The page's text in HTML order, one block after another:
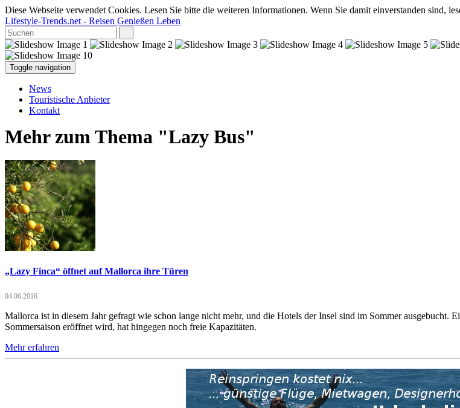
Diese Webseite verwendet Cookies. Lesen Sie bitte die weiteren Informationen. Wenn Sie damit einverstanden sind,
Lifestyle-Trends.net - Reisen Genießen Leben
Toggle navigation
News
Touristische Anbieter
Kontakt
Mehr zum Thema "Lazy Bus"
„Lazy Finca“ öffnet auf Mallorca ihre Türen
04.06.2016
Mallorca ist in diesem Jahr gefragt wie schon lange nicht mehr, und die Hotels der Insel sind im Sommer
Sommersaison eröffnet wird, hat hingegen noch freie Kapazitäten.
Mehr erfahren